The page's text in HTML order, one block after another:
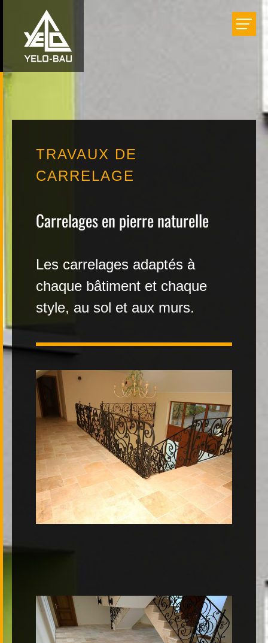
FR | DE
Contact
TRAVAUX DE
CARRELAGE
Carrelages en pierre naturelle
Les carrelages adaptés à
chaque bâtiment et chaque
style, au sol et aux murs.